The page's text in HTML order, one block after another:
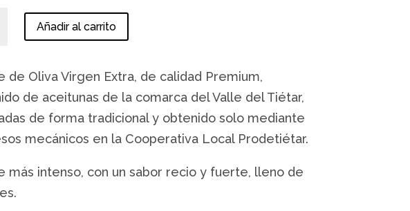
Añadir al carrito
de Oliva Virgen Extra, de calidad Premium,
de aceitunas de la comarca del Valle del Tiétar,
de forma tradicional y obtenido solo mediante
mecánicos en la Cooperativa Local Prodetiétar.
más intenso, con un sabor recio y fuerte, lleno de